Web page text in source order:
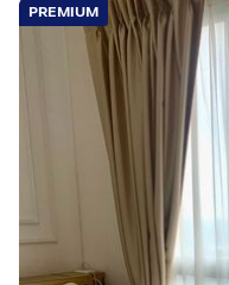
PREMIUM